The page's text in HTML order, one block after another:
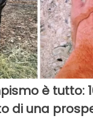
è tutto:
di una